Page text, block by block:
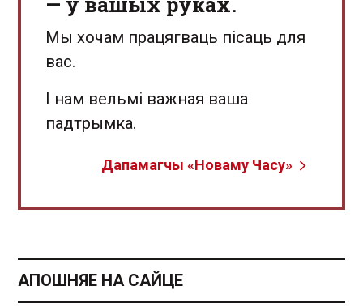
Мы хочам працягваць пісаць для
вас.
І нам вельмі важная ваша
падтрымка.
Дапамагчы «Новаму Часу»
АПОШНЯЕ НА САЙЦЕ